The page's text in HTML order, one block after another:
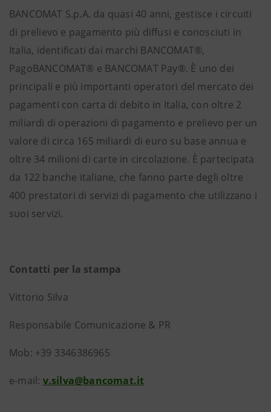
BANCOMAT S.p.A. da quasi 40 anni, gestisce i circuiti
di prelievo e pagamento più diffusi e conosciuti in
Italia, identificati dai marchi BANCOMAT®,
PagoBANCOMAT® e BANCOMAT Pay®. È uno dei
principali e più importanti operatori del mercato dei
pagamenti con carta di debito in Italia, con oltre 2
miliardi di operazioni di pagamento e prelievo per un
valore di circa 165 miliardi di euro su base annua e
oltre 34 milioni di carte in circolazione. È partecipata
da 122 banche italiane, che fanno parte degli oltre
400 prestatori di servizi di pagamento che utilizzano i
suoi servizi.
Contatti per la stampa
Vittorio Silva
Responsabile Comunicazione & PR
Mob: +39 3346386965
e-mail: v.silva@bancomat.it